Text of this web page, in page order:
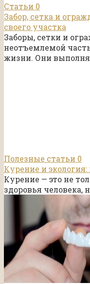
Статьи 0
Забор, сетка и
своего участка
Заборы, сетки и
неотъемлемой
жизни. Они
Полезные статьи 0
Курение и экология:
Курение — это не
здоровья человека,